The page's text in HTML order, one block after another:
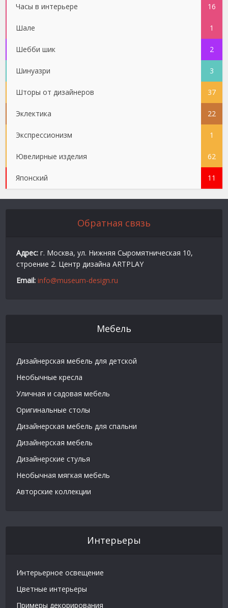
Часы в интерьере 16
Шале 1
Шебби шик 2
Шинуазри 3
Шторы от дизайнеров 37
Эклектика 22
Экспрессионизм 1
Ювелирные изделия 62
Японский 11
Обратная связь
Адрес: г. Москва, ул. Нижняя Сыромятническая 10,
строение 2. Центр дизайна ARTPLAY
Email: info@museum-design.ru
Мебель
Дизайнерская мебель для детской
Необычные кресла
Уличная и садовая мебель
Оригинальные столы
Дизайнерская мебель для спальни
Дизайнерская мебель
Дизайнерские стулья
Необычная мягкая мебель
Авторские коллекции
Интерьеры
Интерьерное освещение
Цветные интерьеры
Примеры декорирования